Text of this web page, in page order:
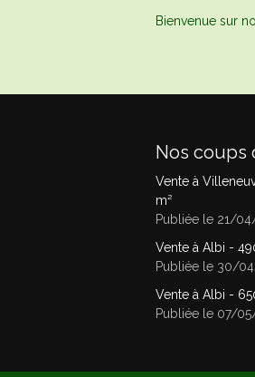
Bienvenue sur
Nos
Vente à
m²
Publiée le 21/
Vente à Albi -
Publiée le 30/
Vente à Albi -
Publiée le 07/